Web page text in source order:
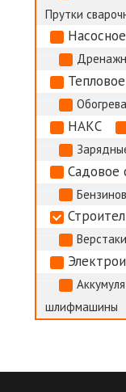
Прутки
НАКС
Садовое
шлифмашины